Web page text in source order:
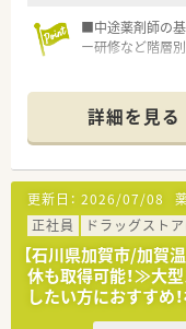
■中途薬剤師の基
ー研修など階層
詳細を見る
更新日： 2026/07/08
正社員
ドラッグスト
【石川県加賀市/加賀
休も取得可能！≫大
したい方におすすめ